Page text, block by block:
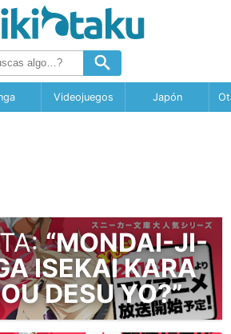
Videojuegos Japón
“MONDAI-JI-
ISEKAI KARA
DESU YO?”